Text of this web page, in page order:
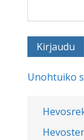
Unohtuiko